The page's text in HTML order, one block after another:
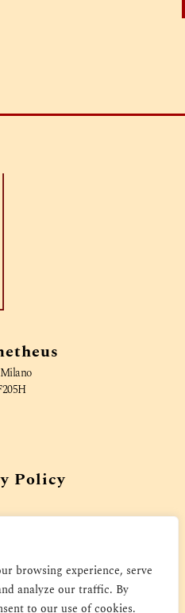
browsing experience, serve
analyze our traffic. By
to our use of cookies.
Policy
Policy